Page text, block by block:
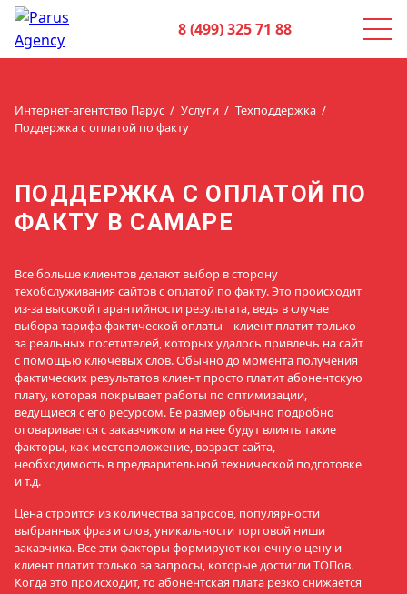
8 (499) 325 71 88
Интернет-агентство Парус Услуги
Техподдержка
Поддержка с оплатой по факту
ПОДДЕРЖКА С ОПЛАТОЙ ПО
ФАКТУ В САМАРЕ
Все больше клиентов делают выбор в сторону
техобслуживания сайтов с оплатой по факту. Это происходит
из-за высокой гарантийности результата, ведь в случае
выбора тарифа фактической оплаты – клиент платит только
за реальных посетителей, которых удалось привлечь на сайт
с помощью ключевых слов. Обычно до момента получения
фактических результатов клиент просто платит абонентскую
плату, которая покрывает работы по оптимизации,
ведущиеся с его ресурсом. Ее размер обычно подробно
оговаривается с заказчиком и на нее будут влиять такие
факторы, как местоположение, возраст сайта,
необходимость в предварительной технической подготовке
и т.д.
Цена строится из количества запросов, популярности
выбранных фраз и слов, уникальности торговой ниши
заказчика. Все эти факторы формируют конечную цену и
клиент платит только за запросы, которые достигли ТОПов.
Когда это происходит, то абонентская плата резко снижается